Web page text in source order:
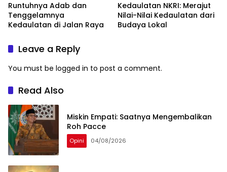
Runtuhnya Adab dan
Tenggelamnya
Kedaulatan di Jalan Raya
Kedaulatan NKRI: Merajut
Nilai-Nilai Kedaulatan dari
Budaya Lokal
Leave a Reply
You must be logged in to post a comment.
Read Also
Miskin Empati: Saatnya Mengembalikan
Roh Pacce
Opini 04/08/2026